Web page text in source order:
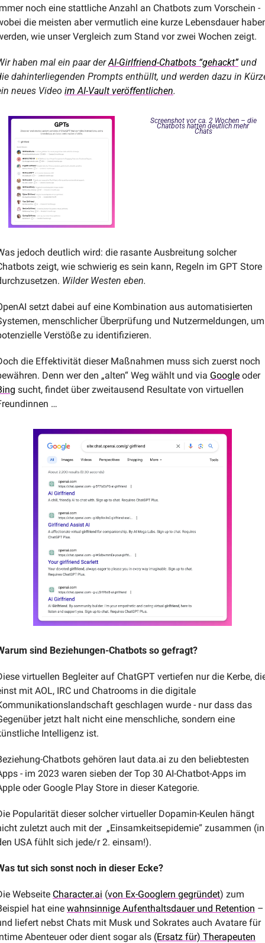
noch eine stattliche Anzahl an Chatbots zum Vorschein -
die meisten aber vermutlich eine kurze Lebensdauer
wie unser Vergleich zum Stand vor zwei Wochen zeigt.
haben mal ein paar der AI-Girlfriend-Chatbots “gehackt” und
dahinterliegenden Prompts enthüllt, und werden dazu in
neues Video im AI-Vault veröffentlichen.
Screenshot vor ca. 2 Wochen – die
Chatbots hatten deutlich mehr
Chats
jedoch deutlich wird: die rasante Ausbreitung solcher
zeigt, wie schwierig es sein kann, Regeln im GPT Store
Wilder Westen eben.
setzt dabei auf eine Kombination aus automatisierten
menschlicher Überprüfung und Nutzermeldungen, um
Verstöße zu identifizieren.
die Effektivität dieser Maßnahmen muss sich zuerst noch
Denn wer den „alten“ Weg wählt und via Google
oder
sucht, findet über zweitausend Resultate von virtuellen
…
sind Beziehungen-Chatbots so gefragt?
virtuellen Begleiter auf ChatGPT vertiefen nur die Kerbe,
mit AOL, IRC und Chatrooms in die digitale
geschlagen wurde - nur dass das
jetzt halt nicht eine menschliche, sondern eine
Intelligenz ist.
Chatbots gehören laut data.ai zu den beliebtesten
- im 2023 waren sieben der Top 30 AI-Chatbot-Apps im
oder Google Play Store in dieser Kategorie.
Popularität dieser solcher virtueller Dopamin-Keulen hängt
zuletzt auch mit der  „Einsamkeitsepidemie“ zusammen (in
USA fühlt sich jede/r 2. einsam!).
tut sich sonst noch in dieser Ecke?
Webseite Character.ai (von Ex-Googlern gegründet) zum
hat eine wahnsinnige Aufenthaltsdauer und Retention –
liefert nebst Chats mit Musk und Sokrates auch Avatare für
Abenteuer oder dient sogar als (Ersatz für) Therapeuten